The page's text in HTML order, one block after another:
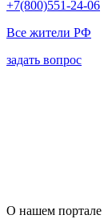
+7(800)551-24-06
Все жители РФ
задать вопрос
О нашем портале